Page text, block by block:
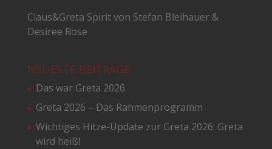
Claus&Greta Spirit von Stefan Bleihauer &
Desiree Rose
NEUESTE BEITRÄGE
Das war Greta 2026
Greta 2026 – Das Rahmenprogramm
Wichtiges Hitze-Update zur Greta 2026: Greta
wird heiß!